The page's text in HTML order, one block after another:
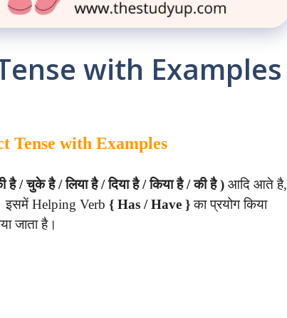
with Examples
Tense with Examples
है / चुके है / लिया है / दिया है / किया है / की है ) आदि आते है,
इसमें Helping Verb { Has / Have }का प्रयोग किया
जाता है।